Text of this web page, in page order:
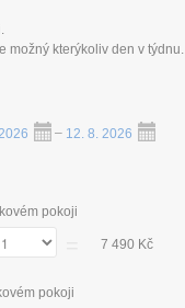
možný kterýkoliv den v týdnu.
– 12. 8. 2026
pokoji
7 490 Kč
pokoji